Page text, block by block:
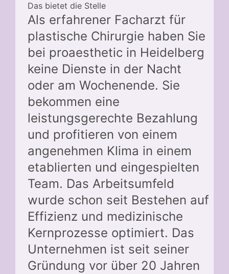
Das bietet die Stelle
Als erfahrener Facharzt für
plastische Chirurgie haben Sie
bei proaesthetic in Heidelberg
keine Dienste in der Nacht
oder am Wochenende. Sie
bekommen eine
leistungsgerechte Bezahlung
und profitieren von einem
angenehmen Klima in einem
etablierten und eingespielten
Team. Das Arbeitsumfeld
wurde schon seit Bestehen auf
Effizienz und medizinische
Kernprozesse optimiert. Das
Unternehmen ist seit seiner
Gründung vor über 20 Jahren